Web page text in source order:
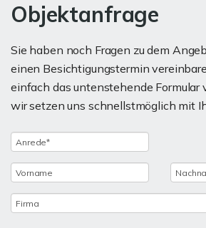
Objektanfrage
Sie haben noch Fragen zu dem
einen Besichtigungstermin
einfach das untenstehende Formular
wir setzen uns schnellstmöglich mit